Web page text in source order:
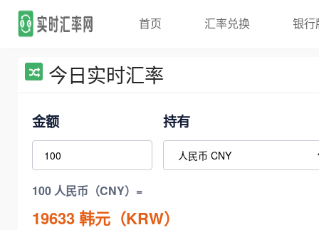
首页 汇率兑换 银行
今日实时汇率
金额 持有
100 人民币（CNY）=
19633韩元（KRW）